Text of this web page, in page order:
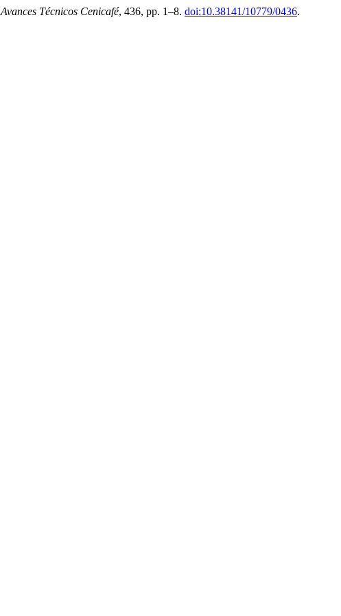
Avances Técnicos Cenicafé, 436, pp. 1–8. doi:10.38141/10779/0436.